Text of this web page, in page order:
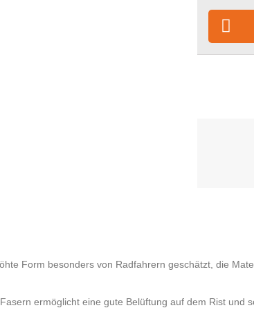
Form besonders von Radfahrern geschätzt, die
ermöglicht eine gute Belüftung auf dem Rist und